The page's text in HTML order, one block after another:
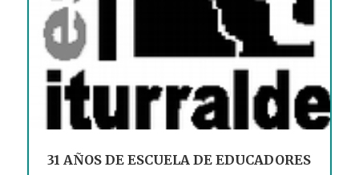
31 AÑOS DE ESCUELA DE EDUCADORES